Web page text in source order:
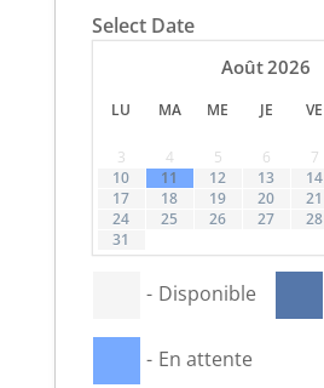
Select Date
Août2026
LU MA ME JE VE
3
4 5 6 7
10
·
11 12 13 14
17
18 19 20 21
24
25 26 27 28
31
- Disponible
- En attente